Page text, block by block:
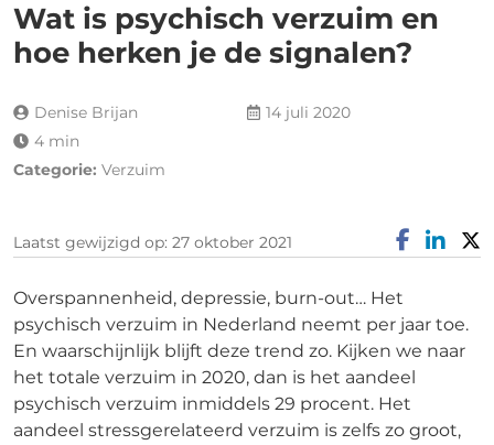
Wat is psychisch verzuim en
hoe herken je de signalen?
Denise Brijan
14 juli 2020
4 min
Categorie: Verzuim
Laatst gewijzigd op: 27 oktober 2021
Overspannenheid, depressie, burn-out… Het
psychisch verzuim in Nederland neemt per jaar toe.
En waarschijnlijk blijft deze trend zo. Kijken we naar
het totale verzuim in 2020, dan is het aandeel
psychisch verzuim inmiddels 29 procent. Het
aandeel stressgerelateerd verzuim is zelfs zo groot,